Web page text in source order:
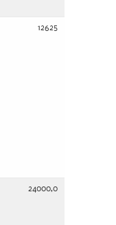
12625
24000,0